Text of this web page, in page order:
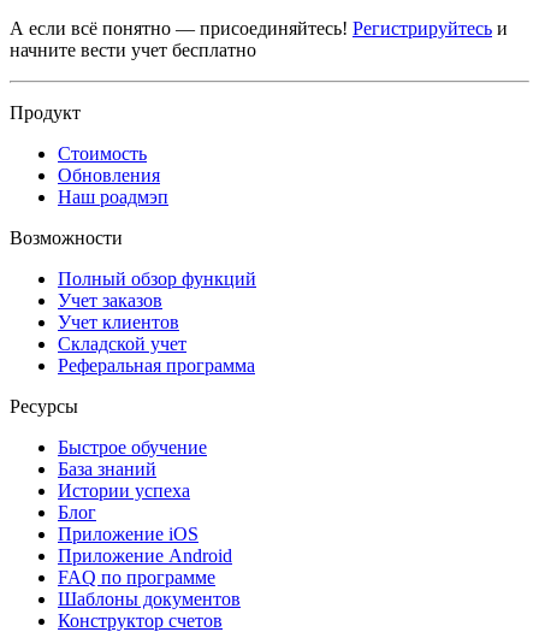
А если всё понятно — присоединяйтесь! Регистрируйтесь и
начните вести учет бесплатно
Продукт
Стоимость
Обновления
Наш роадмэп
Возможности
Полный обзор функций
Учет заказов
Учет клиентов
Складской учет
Реферальная программа
Ресурсы
Быстрое обучение
База знаний
Истории успеха
Блог
Приложение iOS
Приложение Android
FAQ по программе
Шаблоны документов
Конструктор счетов